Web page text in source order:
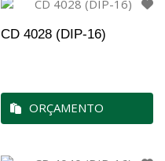
CD 4028 (DIP-16)
ORÇAMENTO